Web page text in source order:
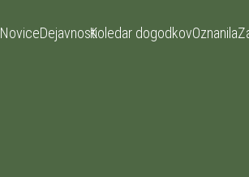
NoviceDejavnostiKoledar dogodkovOznanila